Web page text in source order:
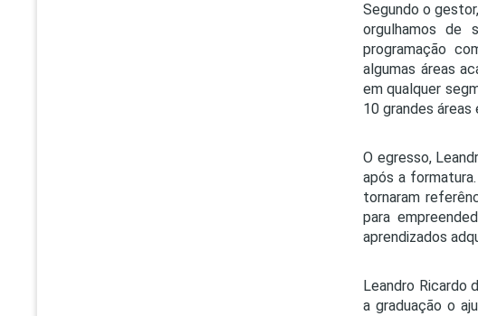
Segundo o
orgulhamos de
programação
algumas áreas
em qualquer
10 grandes áreas
O egresso,
após a
tornaram
para
aprendizados
Leandro Ricardo
a graduação o